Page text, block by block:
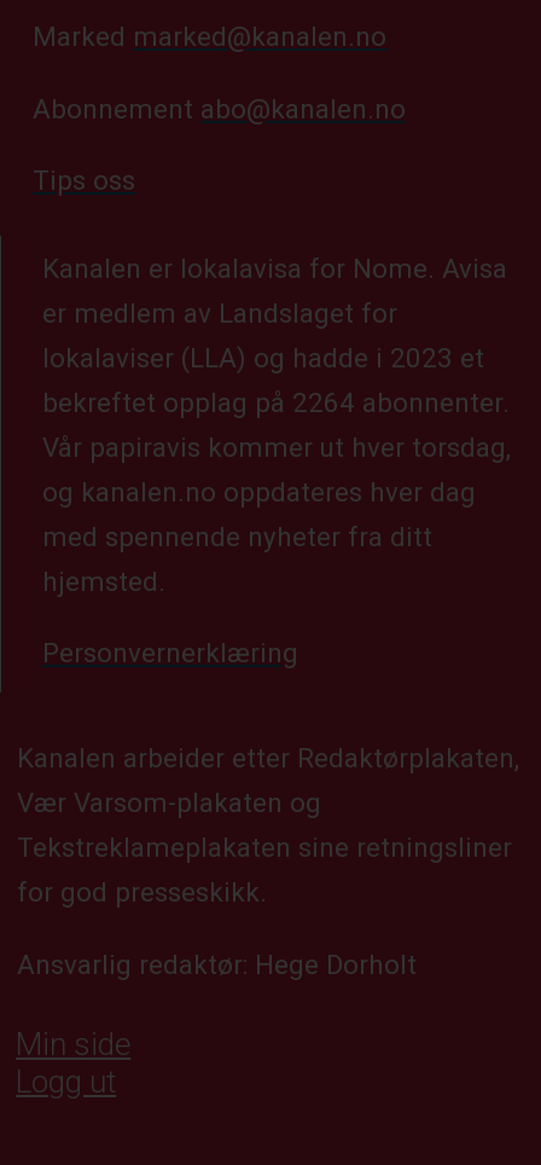
Marked marked@kanalen.no
Abonnement abo@kanalen.no
Tips oss
Kanalen er lokalavisa for Nome. Avisa
er medlem av Landslaget for
lokalaviser (LLA) og hadde i 2023 et
bekreftet opplag på 2264 abonnenter.
Vår papiravis kommer ut hver torsdag,
og kanalen.no oppdateres hver dag
med spennende nyheter fra ditt
hjemsted.
Personvernerklæring
Kanalen arbeider etter Redaktørplakaten,
Vær Varsom-plakaten og
Tekstreklameplakaten sine retningsliner
for god presseskikk.
Ansvarlig redaktør: Hege Dorholt
Min side
Logg ut